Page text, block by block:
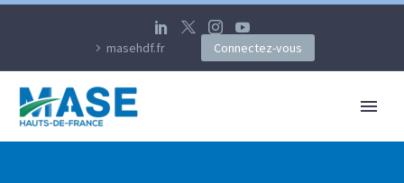
masehdf.fr Connectez-vous